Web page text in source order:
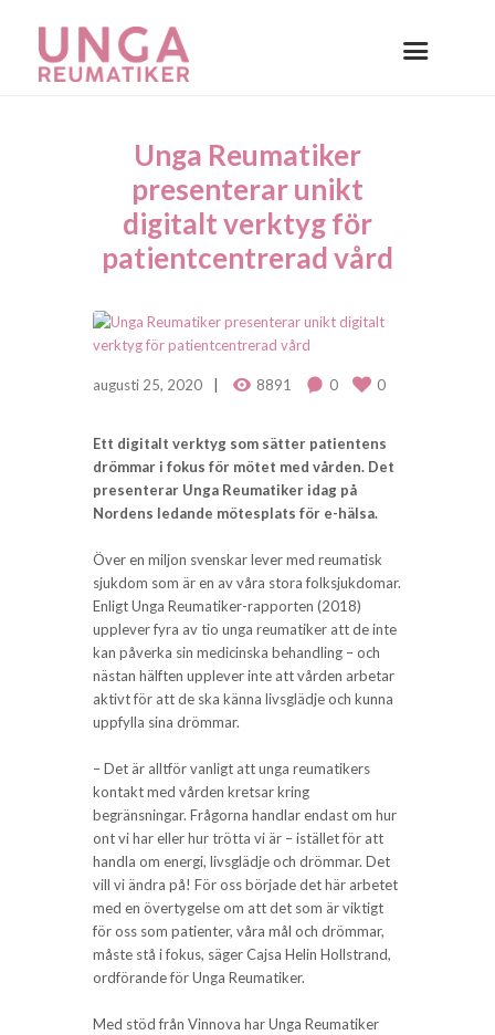
Unga Reumatiker
presenterar unikt
digitalt verktyg för
patientcentrerad vård
augusti 25, 2020 8891 0 0
Ett digitalt verktyg som sätter patientens
drömmar i fokus för mötet med vården. Det
presenterar Unga Reumatiker idag på
Nordens ledande mötesplats för e-hälsa.
Över en miljon svenskar lever med reumatisk
sjukdom som är en av våra stora folksjukdomar.
Enligt Unga Reumatiker-rapporten (2018)
upplever fyra av tio unga reumatiker att de inte
kan påverka sin medicinska behandling – och
nästan hälften upplever inte att vården arbetar
aktivt för att de ska känna livsglädje och kunna
uppfylla sina drömmar.
– Det är alltför vanligt att unga reumatikers
kontakt med vården kretsar kring
begränsningar. Frågorna handlar endast om hur
ont vi har eller hur trötta vi är – istället för att
handla om energi, livsglädje och drömmar. Det
vill vi ändra på! För oss började det här arbetet
med en övertygelse om att det som är viktigt
för oss som patienter, våra mål och drömmar,
måste stå i fokus, säger Cajsa Helin Hollstrand,
ordförande för Unga Reumatiker.
Med stöd från Vinnova har Unga Reumatiker